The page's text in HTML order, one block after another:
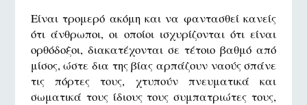
Είναι τρομερό ακόμη και να φαντασθεί κανείς
ότι άνθρωποι, οι οποίοι ισχυρίζονται ότι είναι
ορθόδοξοι, διακατέχονται σε τέτοιο βαθμό από
μίσος, ώστε δια της βίας αρπάζουν ναούς σπάνε
τις πόρτες τους, χτυπούν πνευματικά και
σωματικά τους ίδιους τους συμπατριώτες τους,